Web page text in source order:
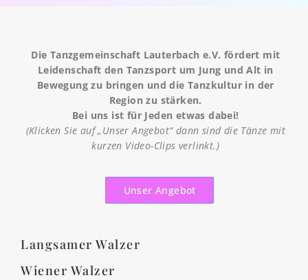
Die Tanzgemeinschaft Lauterbach e.V. fördert mit
Leidenschaft den Tanzsport um Jung und Alt in
Bewegung zu bringen und die Tanzkultur in der
Region zu stärken.
Bei uns ist für Jeden etwas dabei!
(Klicken Sie auf „Unser Angebot“ dann sind die Tänze mit
kurzen Video-Clips verlinkt.)
Unser Angebot
Langsamer Walzer
Wiener Walzer